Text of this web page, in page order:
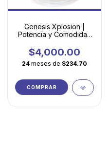
Genesis Xplosion |
Potencia y Comodidad
Avanzado
$4,000.00
24 meses de $234.70
COMPRAR